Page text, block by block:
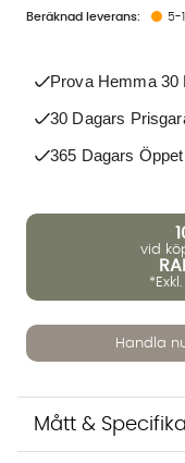
5-
Prova Hemma 30
30 Dagars
365 Dagars
vid
Handla
Mått &
Vi använder AI för
sparas i upp till 24